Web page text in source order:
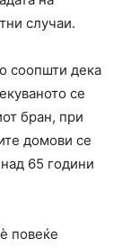
случаи.
соопшти дека
се
бран, при
домови се
65 години
повеќе